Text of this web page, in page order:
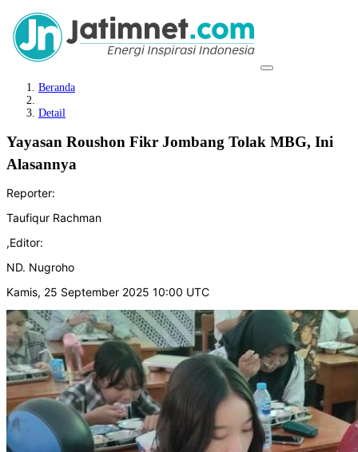
Beranda
Detail
Yayasan Roushon Fikr Jombang Tolak MBG, Ini
Alasannya
Reporter:
Taufiqur Rachman
,Editor:
ND. Nugroho
Kamis, 25 September 2025 10:00 UTC